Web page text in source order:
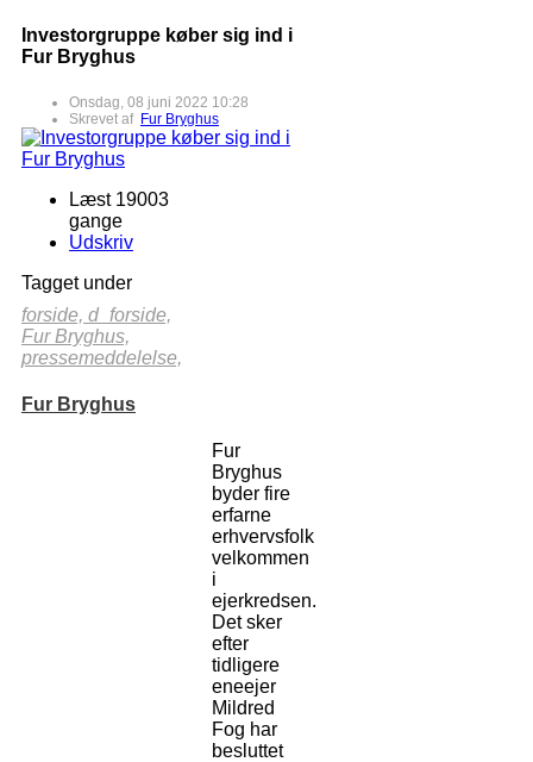
Investorgruppe køber sig ind i
Fur Bryghus
Onsdag, 08 juni 2022 10:28
Skrevet af Fur Bryghus
Læst 19003
gange
Udskriv
Tagget under
forside, d_forside,
Fur Bryghus,
pressemeddelelse,
Fur Bryghus
Fur
Bryghus
byder fire
erfarne
erhvervsfolk
velkommen
i
ejerkredsen.
Det sker
efter
tidligere
eneejer
Mildred
Fog har
besluttet